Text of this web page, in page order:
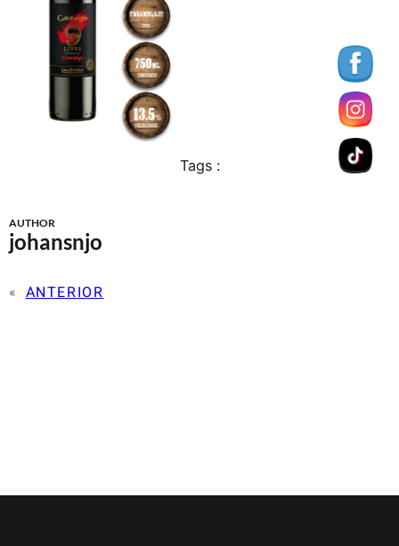
Tags :
AUTHOR
johansnjo
« ANTERIOR